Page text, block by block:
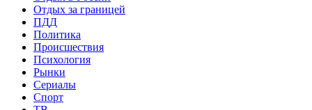
Отдых за границей
ПДД
Политика
Происшествия
Психология
Рынки
Сериалы
Спорт